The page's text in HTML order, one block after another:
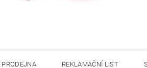
PRODEJNA REKLAMAČNÍ LIST